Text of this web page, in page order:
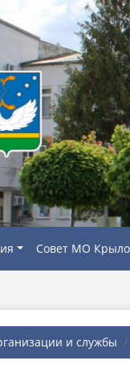
Совет МО
и службы